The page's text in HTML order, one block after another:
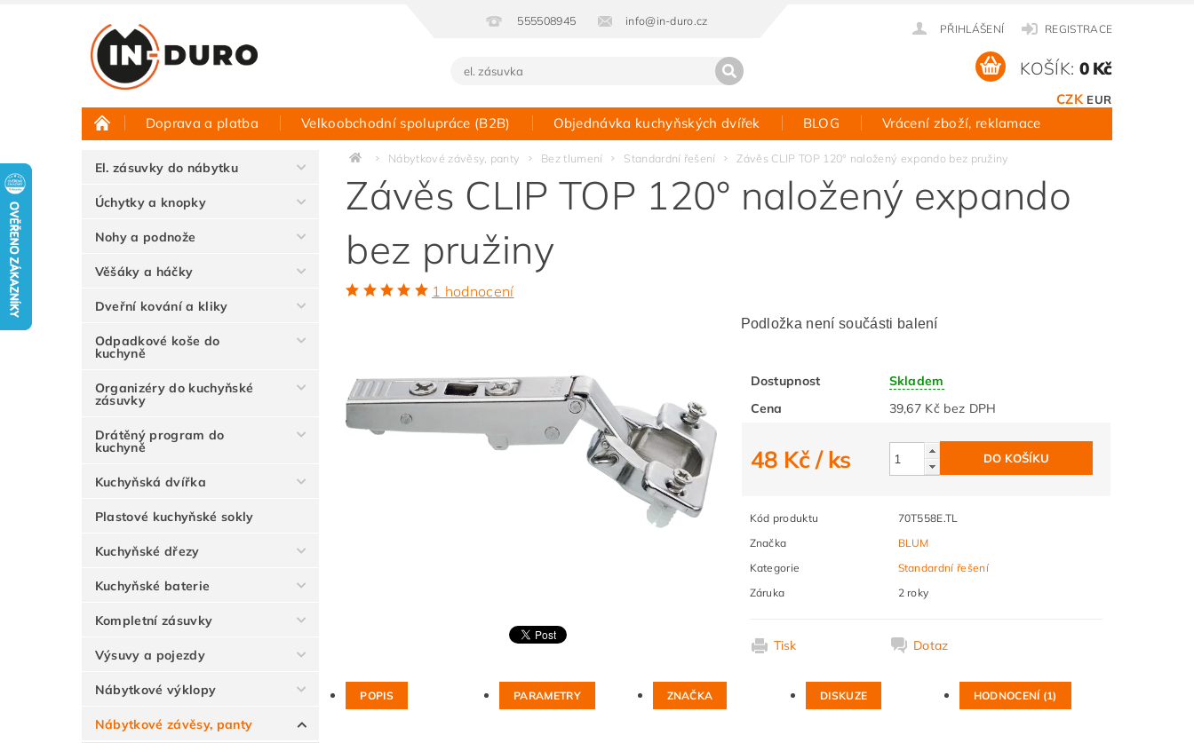
555508945 info@in-duro.cz
PŘIHLÁŠENÍ REGISTRACE
CZK EUR
KOŠÍK: 0 Kč
Doprava a platba Velkoobchodní spolupráce (B2B) Objednávka kuchyňských dvířek BLOG Vrácení zboží, reklamace
Půjčovna vzorků Hodnocení obchodu Kontakt
El. zásuvky do nábytku
Úchytky a knopky
Nohy a podnože
Věšáky a háčky
Dveřní kování a kliky
Odpadkové koše do
kuchyně
Organizéry do kuchyňské
zásuvky
Drátěný program do
kuchyně
Kuchyňská dvířka
Plastové kuchyňské sokly
Kuchyňské dřezy
Kuchyňské baterie
Kompletní zásuvky
Výsuvy a pojezdy
Nábytkové výklopy
Nábytkové závěsy, panty
Nábytkové závěsy, panty Bez tlumení Standardní řešení Závěs CLIP TOP 120° naložený expando bez pružiny
Závěs CLIP TOP 120° naložený expando
bez pružiny
1 hodnocení
Podložka není součásti balení
Dostupnost
Skladem
Cena
39,67 Kč bez DPH
48 Kč/ ks
Kód produktu
70T558E.TL
Značka
BLUM
Kategorie
Standardní řešení
Záruka
2 roky
Tisk Dotaz
POPIS PARAMETRY ZNAČKA DISKUZE HODNOCENÍ (1)